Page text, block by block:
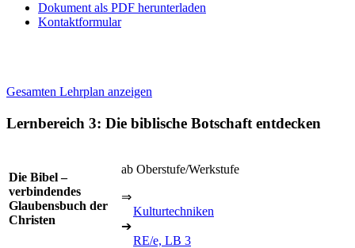
Dokument als PDF herunterladen
Kontaktformular
Gesamten Lehrplan anzeigen
Lernbereich 3: Die biblische Botschaft entdecken
Die Bibel –
verbindendes
Glaubensbuch der
Christen
ab Oberstufe/Werkstufe
⇒
Kulturtechniken
➔
RE/e, LB 3